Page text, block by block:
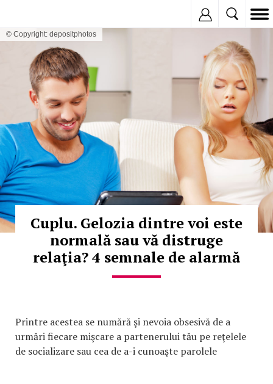
© Copyright: depositphotos
Cuplu. Gelozia dintre voi este
normală sau vă distruge
relaţia? 4 semnale de alarmă
Printre acestea se numără şi nevoia obsesivă de a
urmări fiecare mişcare a partenerului tău pe reţelele
de socializare sau cea de a-i cunoaşte parolele